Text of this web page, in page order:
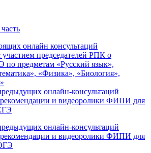
онлайн консультаций
председателей РПК о
по предметам «Русский язык»,
«Физика», «Биология»,
онлайн-консультаций
и видеоролики ФИПИ для
онлайн-консультаций
и видеоролики ФИПИ для